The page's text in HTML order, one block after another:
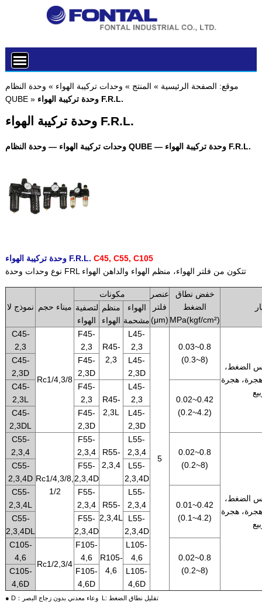
موقع: الصفحة الرئيسية » المنتج » وحدات تركيبة الهواء » وحدة النظام
QUBE » وحدة تركيبة الهواء F.R.L.
وحدة تركيبة الهواء F.R.L.
وحدات تركيبة الهواء — وحدة النظام QUBE — وحدة تركيبة الهواء F.R.L.
وحدة تركيبة الهواء F.R.L.C45, C55, C105
نوع وحدات وحدة FRL تتكون من فلتر الهواء، منظم الهواء والداهن الهواء
نموذج لا ميناء حجم
مكونات
عنصر
فلتر
(μm)
خفض نطاق
الضغط
MPa(kgf/cm²)
لتصفية
الهواء
منظم
الهواء
الهواء
مشحمة
C45-
2,3
Rc1/4,3/8
F45-
2,3
R45-
2,3
L45-
2,3
5
0.03~0.8
(0.3~8)
الضغط،
هجرة
C45-
2,3D
F45-
2,3D
L45-
2,3D
C45-
2,3L
F45-
2,3
R45-
2,3L
L45-
2,3
0.02~0.42
(0.2~4.2)
C45-
2,3DL
F45-
2,3D
L45-
2,3D
C55-
2,3,4
Rc1/4,3/8,
1/2
F55-
2,3,4
R55-
2,3,4
L55-
2,3,4
0.02~0.8
(0.2~8)
الضغط،
هجرة
C55-
2,3,4D
F55-
2,3,4D
L55-
2,3,4D
C55-
2,3,4L
F55-
2,3,4
R55-
2,3,4L
L55-
2,3,4
0.01~0.42
(0.1~4.2)
C55-
2,3,4DL
F55-
2,3,4D
L55-
2,3,4D
C105-
4,6
Rc1/2,3/4
F105-
4,6
R105-
4,6
L105-
4,6
0.02~0.8
(0.2~8)
C105-
4,6D
F105-
4,6D
L105-
4,6D
● D：وعاء معدني بدون زجاج البصر L: تقليل نطاق الضغط